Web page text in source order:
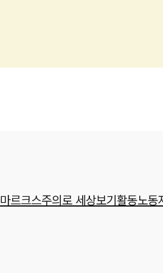
마르크스주의로 세상보기활동노동